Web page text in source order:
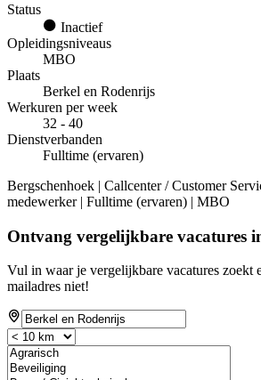
Status
Inactief
Opleidingsniveaus
MBO
Plaats
Berkel en Rodenrijs
Werkuren per week
32 - 40
Dienstverbanden
Fulltime (ervaren)
Bergschenhoek | Callcenter / Customer
medewerker | Fulltime (ervaren) | MBO
Ontvang vergelijkbare vacatures
Vul in waar je vergelijkbare vacatures zoekt
mailadres niet!